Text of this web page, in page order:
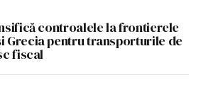
controalele la frontierele
Grecia pentru transporturile de
fiscal